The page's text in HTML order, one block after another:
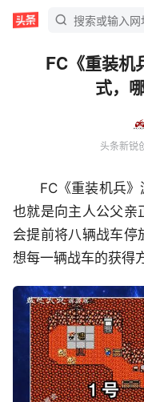
FC《重装机
式，
头条新锐
FC《重装机兵》
也就是向主人公父亲
会提前将八辆战车停
想每一辆战车的获得